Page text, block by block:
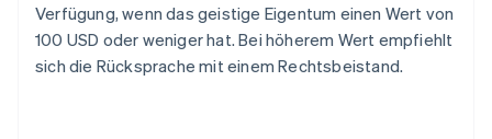
Verfügung, wenn das geistige Eigentum einen Wert von
100 USD oder weniger hat. Bei höherem Wert empfiehlt
sich die Rücksprache mit einem Rechtsbeistand.